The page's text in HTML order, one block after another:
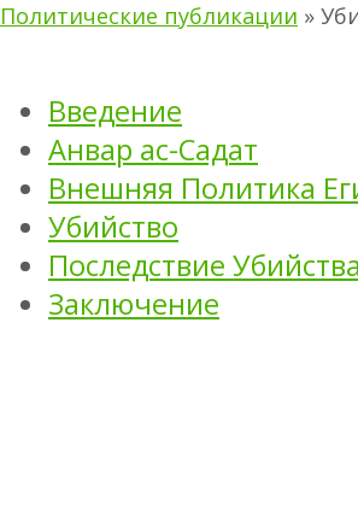
Политические публикации »
Введение
Анвар ас-Садат
Внешняя Политика
Убийство
Последствие Убийства
Заключение